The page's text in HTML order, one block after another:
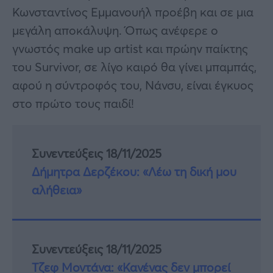
Κωνσταντίνος Εμμανουήλ προέβη και σε μια
μεγάλη αποκάλυψη. Όπως ανέφερε ο
γνωστός make up artist και πρώην παίκτης
του Survivor, σε λίγο καιρό θα γίνει μπαμπάς,
αφού η σύντροφός του, Νάνσυ, είναι έγκυος
στο πρώτο τους παιδί!
Συνεντεύξεις 18/11/2025
Δήμητρα Δερζέκου: «Λέω τη δική μου
αλήθεια»
Συνεντεύξεις 18/11/2025
Τζεφ Μοντάνα: «Κανένας δεν μπορεί